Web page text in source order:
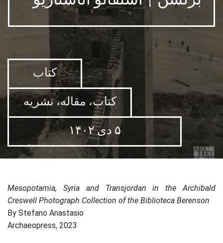
کتاب
کتاب، مقاله، نشریه
۵ دی ۱۴۰۲
Mesopotamia, Syria and Transjordan in the Archibald
Creswell Photograph Collection of the Biblioteca Berenson
By Stefano Anastasio
Archaeopress, 2023